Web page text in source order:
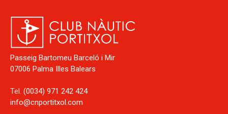
Passeig Bartomeu Barceló i Mir
07006 Palma Illes Balears
Tel. (0034) 971 242 424
info@cnportitxol.com